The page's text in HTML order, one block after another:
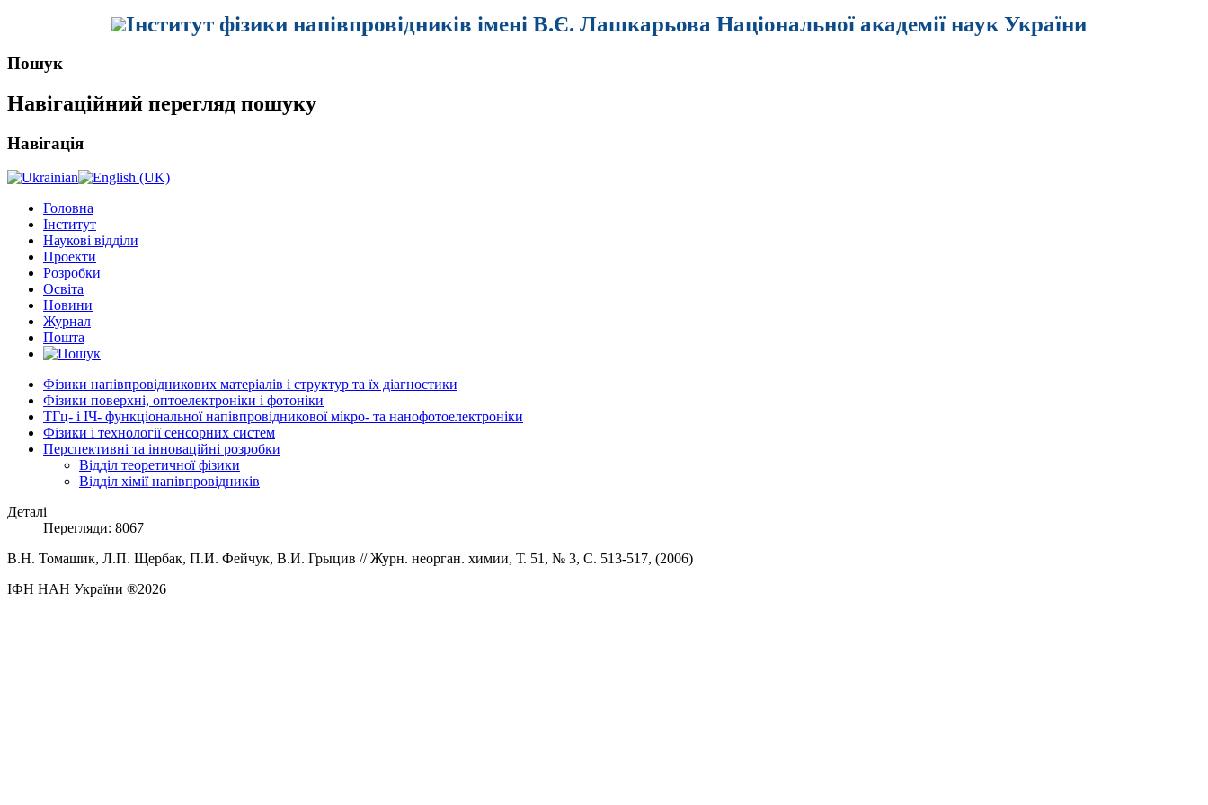
Інститут фізики напівпровідників імені В.Є. Лашкарьова Національної академії наук України
Пошук
Навігаційний перегляд пошуку
Навігація
Головна
Інститут
Наукові відділи
Проекти
Розробки
Освіта
Новини
Журнал
Пошта
Фізики напівпровідникових матеріалів і структур та їх діагностики
Фізики поверхні, оптоелектроніки і фотоніки
ТГц- і ІЧ- функціональної напівпровідникової мікро- та нанофотоелектроніки
Фізики і технології сенсорних систем
Перспективні та інноваційні розробки
Відділ теоретичної фізики
Відділ хімії напівпровідників
Деталі
Перегляди: 8067
В.Н. Томашик, Л.П. Щербак, П.И. Фейчук, В.И. Грыцив // Журн. неорган. химии, Т. 51, № 3, С. 513-517, (2006)
ІФН НАН України ®2026